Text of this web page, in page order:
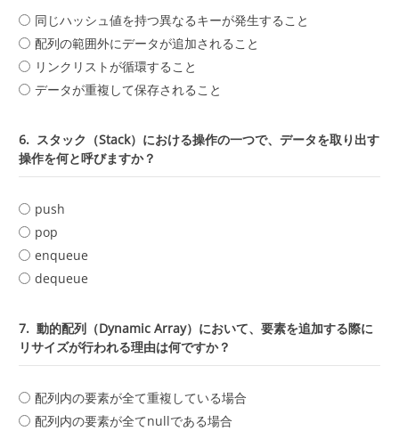
同じハッシュ値を持つ異なるキーが発生すること
配列の範囲外にデータが追加されること
リンクリストが循環すること
データが重複して保存されること
6. スタック（Stack）における操作の一つで、データを取り出す
操作を何と呼びますか？
push
pop
enqueue
dequeue
7. 動的配列（Dynamic Array）において、要素を追加する際に
リサイズが行われる理由は何ですか？
配列内の要素が全て重複している場合
配列内の要素が全てnullである場合